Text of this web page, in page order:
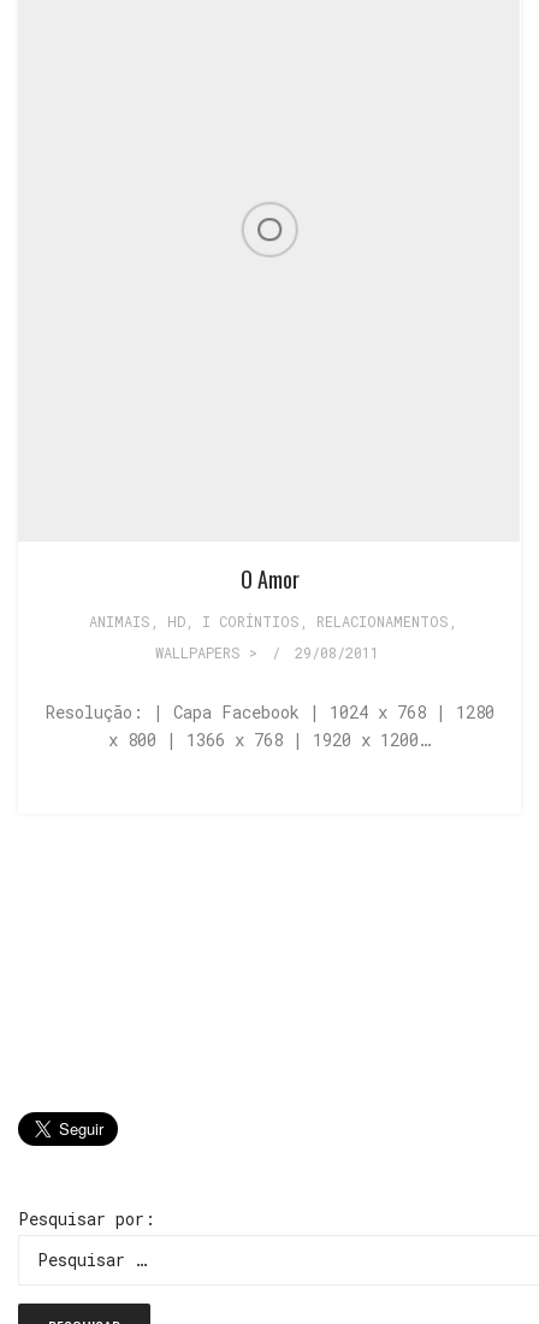
O Amor
ANIMAIS HD, I CORÍNTIOS RELACIONAMENTOS
WALLPAPERS >
/ 29/08/2011
Resolução: | Capa Facebook | 1024 x 768 | 1280
x 800 | 1366 x 768 | 1920 x 1200…
Pesquisar por: